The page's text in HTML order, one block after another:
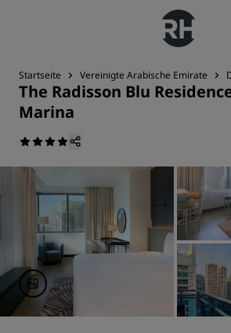
Startseite Vereinigte Arabische Emirate
The Radisson Blu
Marina